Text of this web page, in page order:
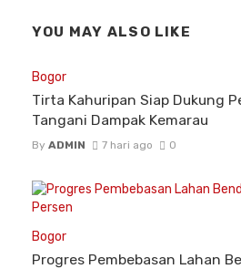
YOU MAY ALSO LIKE
Bogor
Tirta Kahuripan Siap Dukung
Tangani Dampak Kemarau
By ADMIN 7 hari ago 0
Bogor
Progres Pembebasan Lahan